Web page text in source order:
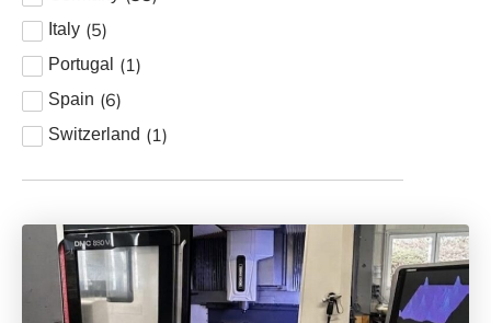
Italy (5)
Portugal (1)
Spain (6)
Switzerland (1)